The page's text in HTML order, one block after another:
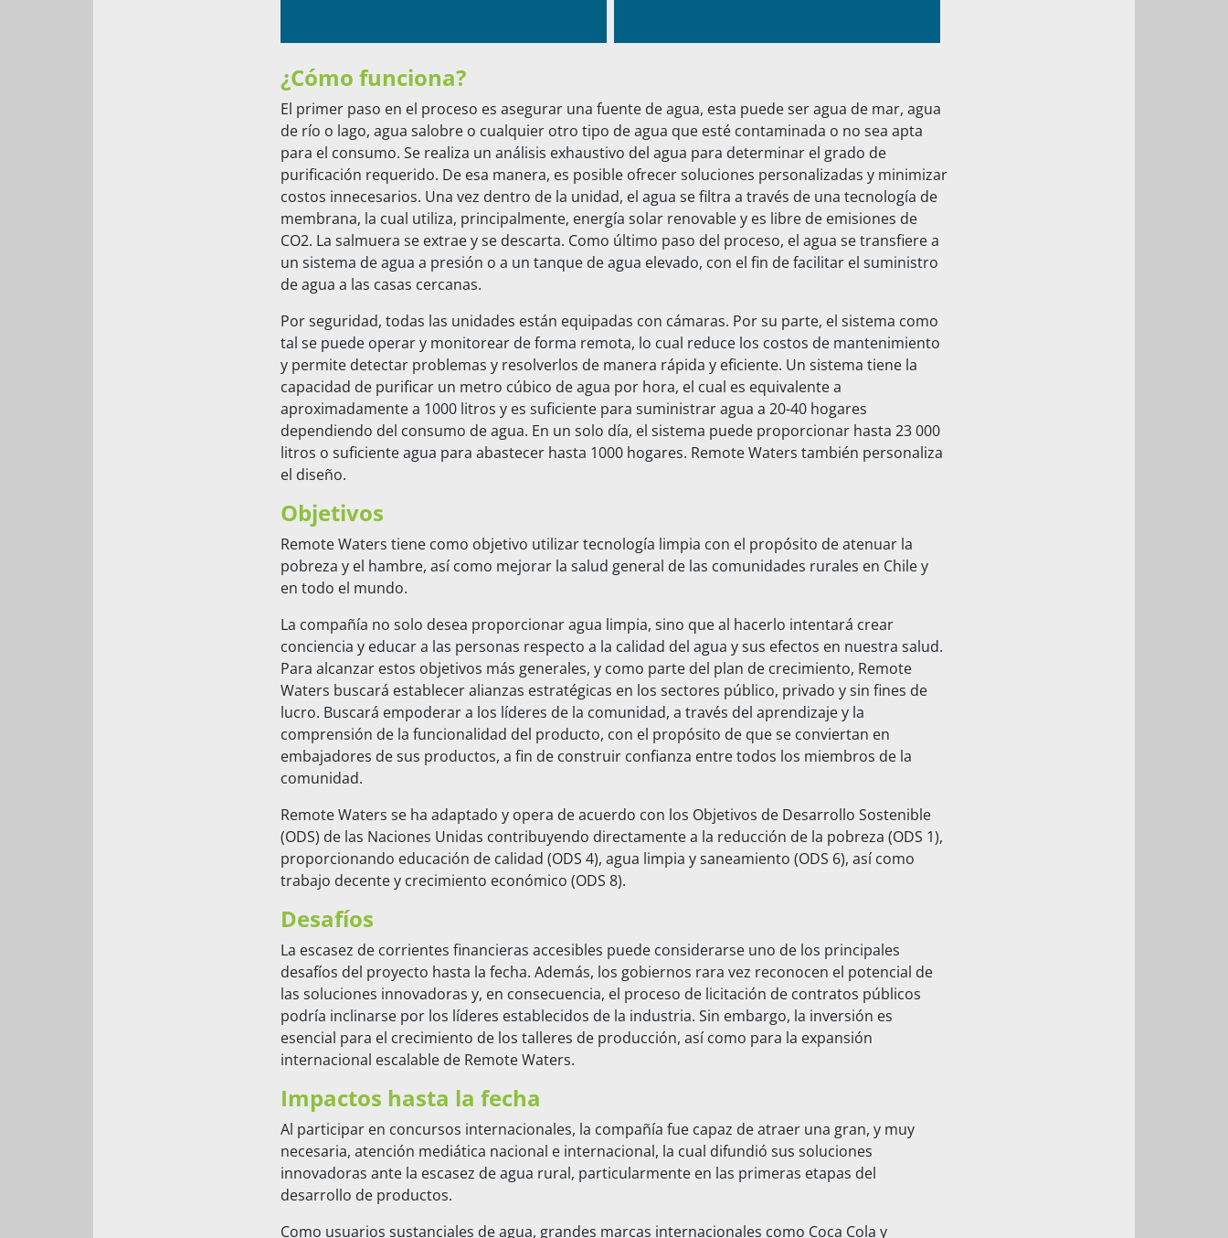
¿Cómo funciona?
El primer paso en el proceso es asegurar una fuente de agua, esta puede ser agua de mar, agua
de río o lago, agua salobre o cualquier otro tipo de agua que esté contaminada o no sea apta
para el consumo. Se realiza un análisis exhaustivo del agua para determinar el grado de
purificación requerido. De esa manera, es posible ofrecer soluciones personalizadas y minimizar
costos innecesarios. Una vez dentro de la unidad, el agua se filtra a través de una tecnología de
membrana, la cual utiliza, principalmente, energía solar renovable y es libre de emisiones de
CO2. La salmuera se extrae y se descarta. Como último paso del proceso, el agua se transfiere a
un sistema de agua a presión o a un tanque de agua elevado, con el fin de facilitar el suministro
de agua a las casas cercanas.
Por seguridad, todas las unidades están equipadas con cámaras. Por su parte, el sistema como
tal se puede operar y monitorear de forma remota, lo cual reduce los costos de mantenimiento
y permite detectar problemas y resolverlos de manera rápida y eficiente. Un sistema tiene la
capacidad de purificar un metro cúbico de agua por hora, el cual es equivalente a
aproximadamente a 1000 litros y es suficiente para suministrar agua a 20-40 hogares
dependiendo del consumo de agua. En un solo día, el sistema puede proporcionar hasta 23 000
litros o suficiente agua para abastecer hasta 1000 hogares. Remote Waters también personaliza
el diseño.
Objetivos
Remote Waters tiene como objetivo utilizar tecnología limpia con el propósito de atenuar la
pobreza y el hambre, así como mejorar la salud general de las comunidades rurales en Chile y
en todo el mundo.
La compañía no solo desea proporcionar agua limpia, sino que al hacerlo intentará crear
conciencia y educar a las personas respecto a la calidad del agua y sus efectos en nuestra salud.
Para alcanzar estos objetivos más generales, y como parte del plan de crecimiento, Remote
Waters buscará establecer alianzas estratégicas en los sectores público, privado y sin fines de
lucro. Buscará empoderar a los líderes de la comunidad, a través del aprendizaje y la
comprensión de la funcionalidad del producto, con el propósito de que se conviertan en
embajadores de sus productos, a fin de construir confianza entre todos los miembros de la
comunidad.
Remote Waters se ha adaptado y opera de acuerdo con los Objetivos de Desarrollo Sostenible
(ODS) de las Naciones Unidas contribuyendo directamente a la reducción de la pobreza (ODS 1),
proporcionando educación de calidad (ODS 4), agua limpia y saneamiento (ODS 6), así como
trabajo decente y crecimiento económico (ODS 8).
Desafíos
La escasez de corrientes financieras accesibles puede considerarse uno de los principales
desafíos del proyecto hasta la fecha. Además, los gobiernos rara vez reconocen el potencial de
las soluciones innovadoras y, en consecuencia, el proceso de licitación de contratos públicos
podría inclinarse por los líderes establecidos de la industria. Sin embargo, la inversión es
esencial para el crecimiento de los talleres de producción, así como para la expansión
internacional escalable de Remote Waters.
Impactos hasta la fecha
Al participar en concursos internacionales, la compañía fue capaz de atraer una gran, y muy
necesaria, atención mediática nacional e internacional, la cual difundió sus soluciones
innovadoras ante la escasez de agua rural, particularmente en las primeras etapas del
desarrollo de productos.
Como usuarios sustanciales de agua, grandes marcas internacionales como Coca Cola y